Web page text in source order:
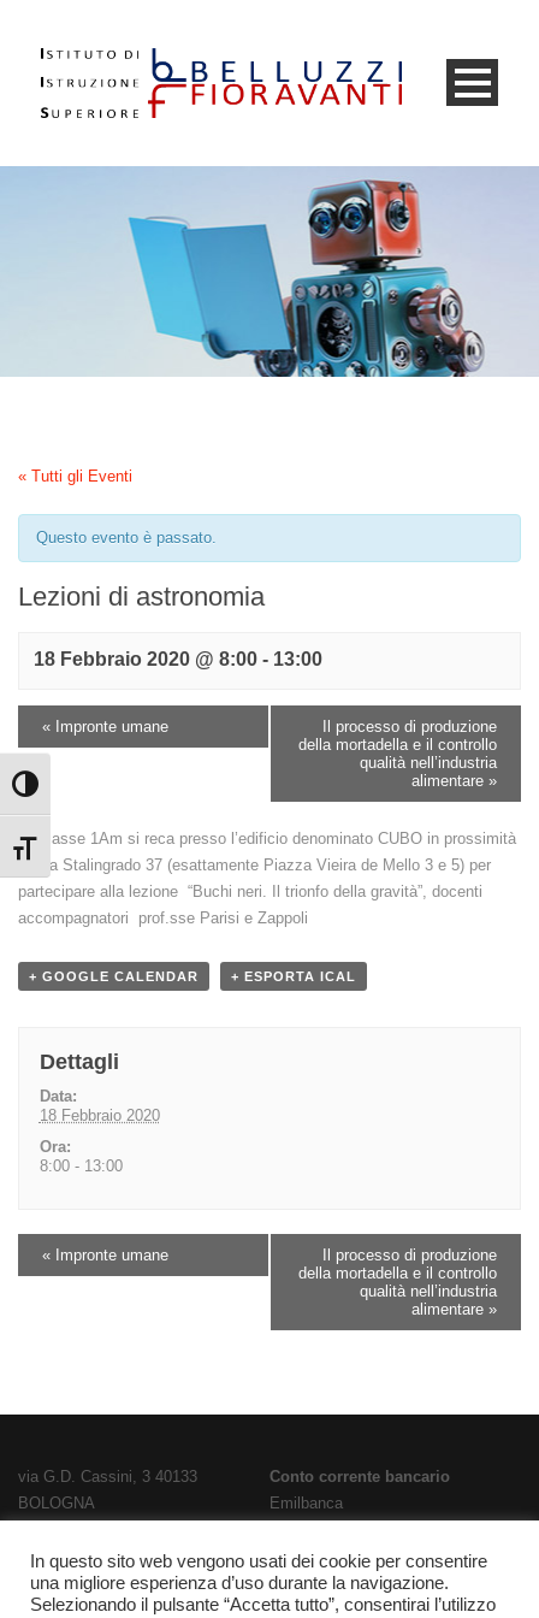
Attiva/disattiva alto contrasto
Attiva/disattiva dimensione testo
« Tutti gli Eventi
Questo evento è passato.
Lezioni di astronomia
18 Febbraio 2020 @ 8:00 - 13:00
« Impronte umane
Il processo di produzione
della mortadella e il controllo
qualità nell’industria
alimentare »
La classe 1Am si reca presso l’edificio denominato CUBO in prossimità
di Via Stalingrado 37 (esattamente Piazza Vieira de Mello 3 e 5) per
partecipare alla lezione “Buchi neri. Il trionfo della gravità”, docenti
accompagnatori prof.sse Parisi e Zappoli
+ GOOGLE CALENDAR + ESPORTA ICAL
Dettagli
Data:
18 Febbraio 2020
Ora:
8:00 - 13:00
« Impronte umane
Il processo di produzione
della mortadella e il controllo
qualità nell’industria
alimentare »
via G.D. Cassini, 3 40133
BOLOGNA
E-Mail:bois02300g@istruzione.it
PEC: bois02300g@pec.istruzione.it
Codice meccanografico
Conto corrente bancario
Emilbanca
IT28T0707236670000000186800
Codice FatturazioneUFPL93
Codice IPAistsc_bois02300g
In questo sito web vengono usati dei cookie per consentire
una migliore esperienza d’uso durante la navigazione.
Selezionando il pulsante “Accetta tutto”, consentirai l’utilizzo